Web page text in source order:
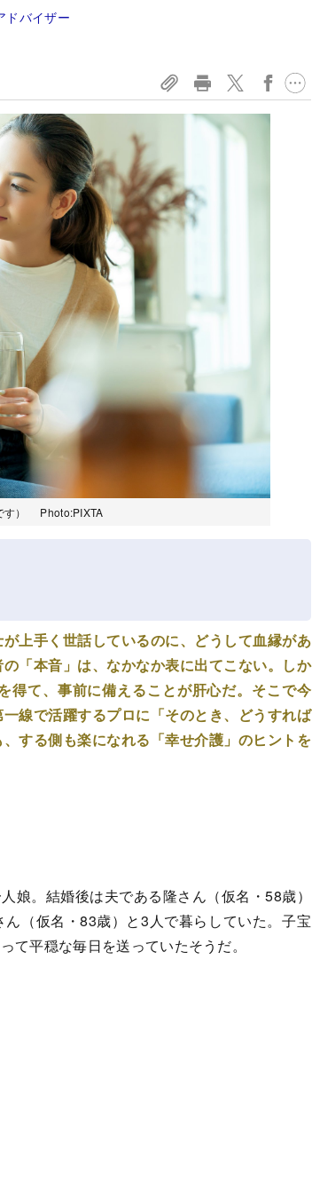
ドバイザー
す） Photo:PIXTA
上手く世話しているのに、どうして血縁があ
「本音」は、なかなか表に出てこない。しか
得て、事前に備えることが肝心だ。そこで今
線で活躍するプロに「そのとき、どうすれば
する側も楽になれる「幸せ介護」のヒントを
。結婚後は夫である隆さん（仮名・58歳）
（仮名・83歳）と3人で暮らしていた。子宝
て平穏な毎日を送っていたそうだ。